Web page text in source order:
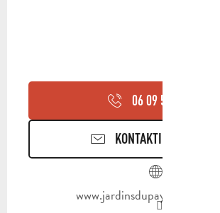
06 09 55 11
KONTAKTIEREN SIE UNS